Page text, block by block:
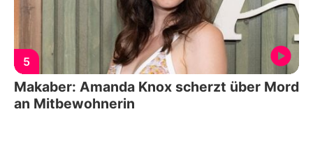
5
Makaber: Amanda Knox scherzt über Mord
an Mitbewohnerin